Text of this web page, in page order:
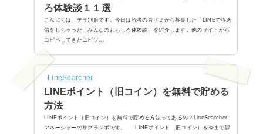
ろ体験談１１選
こんにちは、テラ別府です。今日は読者の皆さまから募集した「LINEで誤送
信をしちゃった！みんなのおもしろ体験談」を紹介します。他のサイトから
コピペしてきたエピソ...
LineSearcher
LINEポイント（旧コイン）を無料で貯める
方法
LINEポイント（旧コイン）を無料で貯める方法ってあるの？LineSearcher
マネージャーのサクランボです。 「LINEポイント（旧コイン）を今まで課